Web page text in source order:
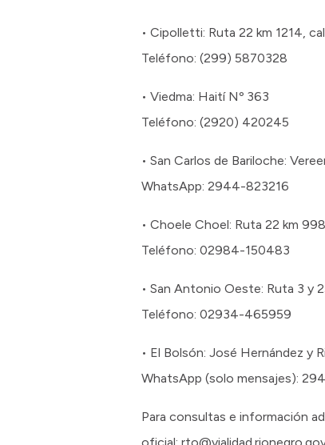
• Cipolletti: Ruta 22 km 1214,
Teléfono: (299) 5870328
• Viedma: Haití Nº 363
Teléfono: (2920) 420245
• San Carlos de Bariloche:
WhatsApp: 2944-823216
• Choele Choel: Ruta 22 km 998
Teléfono: 02984-150483
• San Antonio Oeste: Ruta 3 y
Teléfono: 02934-465959
• El Bolsón: José Hernández y
WhatsApp (solo mensajes):
Para consultas e información